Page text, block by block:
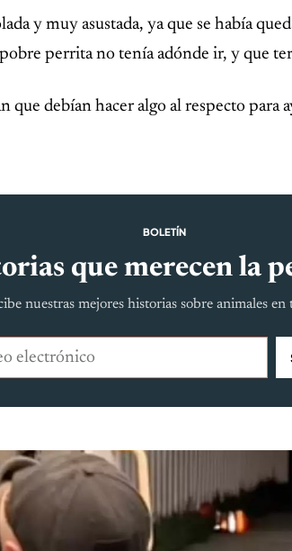
y muy asustada, ya que se había
perrita no tenía adónde ir, y que
que debían hacer algo al respecto para
BOLETÍN
que merecen la
nuestras mejores historias sobre animales en
electrónico